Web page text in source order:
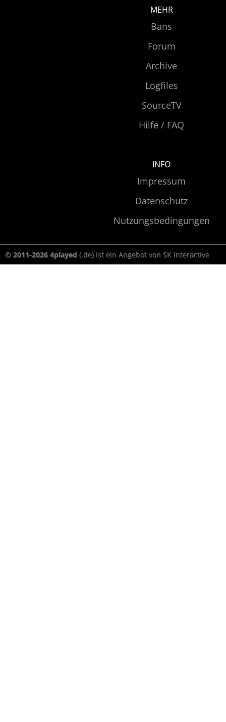
MEHR
Bans
Forum
Archive
Logfiles
SourceTV
Hilfe / FAQ
INFO
Impressum
Datenschutz
Nutzungsbedingungen
© 2011-2026 4played (.de) ist ein Angebot von SK interactive